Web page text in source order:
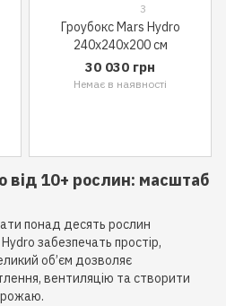
3
Гроубокс Mars Hydro
240x240x200 см
30 030 грн
Немає в наявності
від 10+ рослин: масштаб
понад десять рослин
забезпечать простір,
об’єм дозволяє
вентиляцію та створити